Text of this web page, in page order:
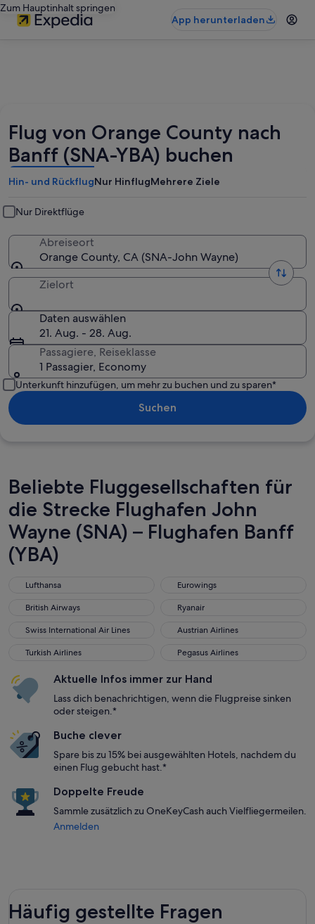
Zum Hauptinhalt springen
App herunterladen
Flug von Orange County nach
Banff (SNA-YBA) buchen
Hin- und RückflugNur HinflugMehrere Ziele
Nur Direktflüge
Abreiseort
Orange County, CA (SNA-John Wayne)
Zielort
Daten auswählen
21. Aug. - 28. Aug.
Passagiere, Reiseklasse
1 Passagier, Economy
Unterkunft hinzufügen, um mehr zu buchen und zu sparen*
Suchen
Beliebte Fluggesellschaften für
die Strecke Flughafen John
Wayne (SNA) – Flughafen Banff
(YBA)
Lufthansa
Lufthansa Eurowings
Eurowings
British Airways
British Airways Ryanair
Ryanair
Swiss International Air Lines
Swiss International Air Lines Austrian Airlines
Austrian Airlines
Turkish Airlines
Turkish Airlines Pegasus Airlines
Pegasus Airlines
Aktuelle Infos immer zur Hand
Lass dich benachrichtigen, wenn die Flugpreise sinken
oder steigen.*
Buche clever
Spare bis zu 15% bei ausgewählten Hotels, nachdem du
einen Flug gebucht hast.*
Doppelte Freude
Sammle zusätzlich zu OneKeyCash auch Vielfliegermeilen.
Anmelden
Häufig gestellte Fragen